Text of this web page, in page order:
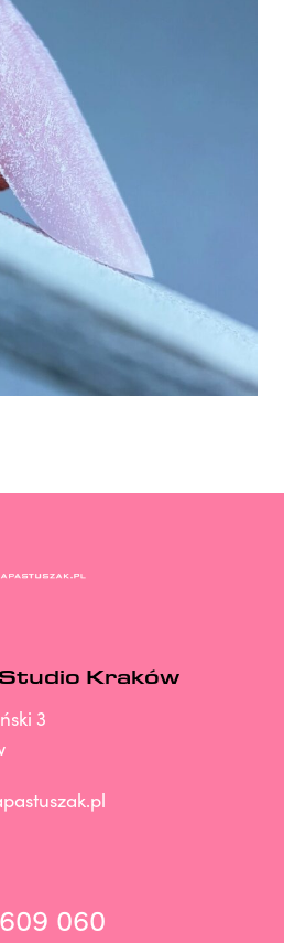
Kraków
3
060